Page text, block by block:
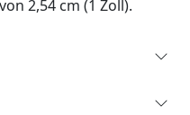
2,54 cm (1 Zoll).